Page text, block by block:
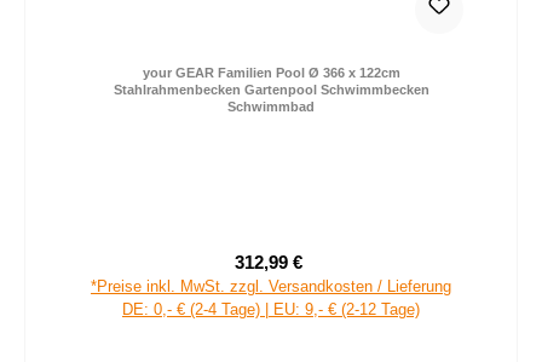
your GEAR Familien Pool Ø 366 x 122cm
Stahlrahmenbecken Gartenpool Schwimmbecken
Schwimmbad
Verkaufspreis:
312,99 €
*Preise inkl. MwSt. zzgl. Versandkosten / Lieferung
DE: 0,- € (2-4 Tage) | EU: 9,- € (2-12 Tage)